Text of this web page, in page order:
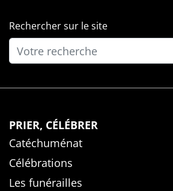
Rechercher sur le site
PRIER, CÉLÉBRER
Catéchuménat
Célébrations
Les funérailles